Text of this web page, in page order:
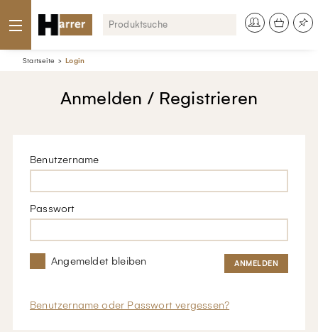
Startseite Login
Anmelden / Registrieren
Benutzername
Passwort
Angemeldet bleiben
Benutzername oder Passwort vergessen?